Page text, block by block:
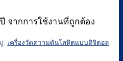
จากการใช้งานที่ถูกต้อง
: เครื่องวัดความดันโลหิตแบบดิจิตอล